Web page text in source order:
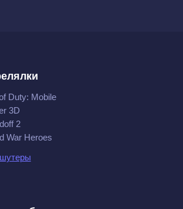
Duty: Mobile
3D
2
War Heroes